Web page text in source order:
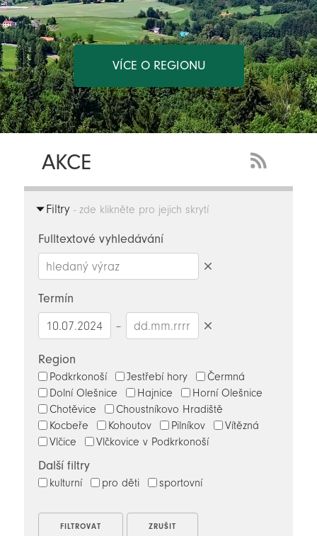
VÍCE O REGIONU
AKCE
Feed
Filtry- zde klikněte pro jejich skrytí
Fulltextové vyhledávání
Termín
–
Region
Podkrkonoší Jestřebí hory
Čermná
Dolní Olešnice
Hajnice
Horní Olešnice
Chotěvice
Choustníkovo Hradiště
Kocbeře
Kohoutov Pilníkov
Vítězná
Vlčice
Vlčkovice v Podkrkonoší
Další filtry
kulturní pro děti sportovní